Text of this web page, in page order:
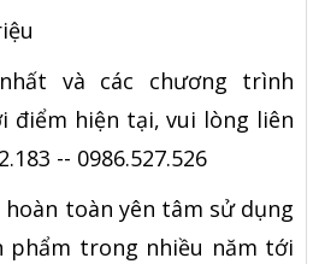
và các chương trình
điểm hiện tại, vui lòng liên
-- 0986.527.526
hoàn toàn yên tâm sử dụng
phẩm trong nhiều năm tới